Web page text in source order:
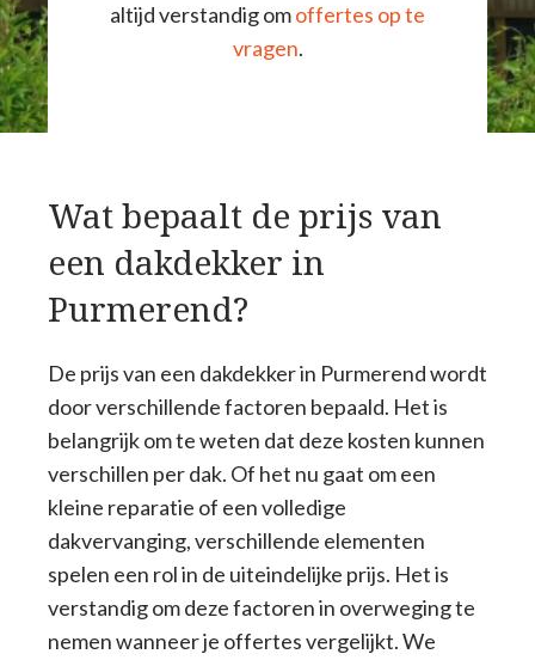
altijd verstandig omoffertes op te
vragen.
Wat bepaalt de prijs van
een dakdekker in
Purmerend?
De prijs van een dakdekker in Purmerend wordt
door verschillende factoren bepaald. Het is
belangrijk om te weten dat deze kosten kunnen
verschillen per dak. Of het nu gaat om een
kleine reparatie of een volledige
dakvervanging, verschillende elementen
spelen een rol in de uiteindelijke prijs. Het is
verstandig om deze factoren in overweging te
nemen wanneer je offertes vergelijkt. We